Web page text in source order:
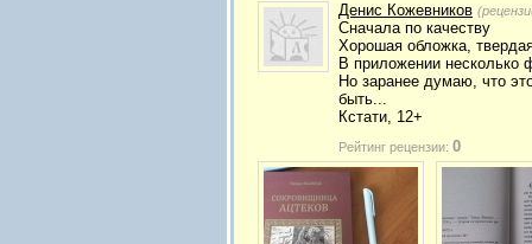
Денис Кожевников
Сначала по качеству
Хорошая обложка,
В приложении несколько
Но заранее думаю, что
быть...
Кстати, 12+
Рейтинг рецензии: 0